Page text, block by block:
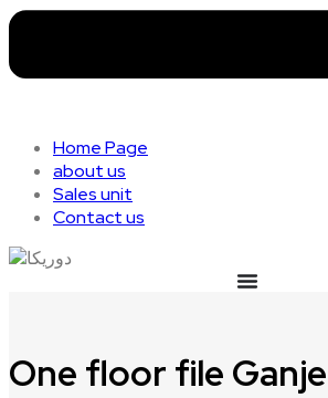
Home Page
about us
Sales unit
Contact us
One floor file